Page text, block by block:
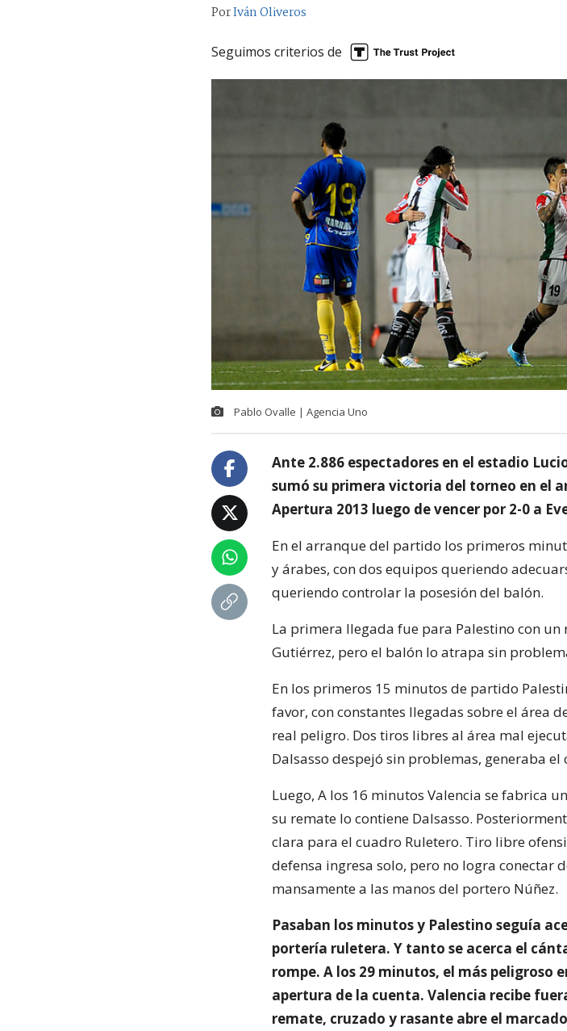
PorIván Oliveros
Seguimos criterios de
Pablo Ovalle | Agencia Uno
Ante 2.886 espectadores en el estadio
sumó su primera victoria del torneo en el
Apertura 2013 luego de vencer por 2-0 a
En el arranque del partido los primeros
y árabes, con dos equipos queriendo
queriendo controlar la posesión del balón.
La primera llegada fue para Palestino con un
Gutiérrez, pero el balón lo atrapa sin
En los primeros 15 minutos de partido
favor, con constantes llegadas sobre el área
real peligro. Dos tiros libres al área mal
Dalsasso despejó sin problemas, generaba
Luego, A los 16 minutos Valencia se fabrica
su remate lo contiene Dalsasso.
clara para el cuadro Ruletero. Tiro libre
defensa ingresa solo, pero no logra conectar
mansamente a las manos del portero Núñez.
Pasaban los minutos y Palestino seguía
portería ruletera. Y tanto se acerca el
rompe. A los 29 minutos, el más peligroso
apertura de la cuenta. Valencia recibe
remate, cruzado y rasante abre el